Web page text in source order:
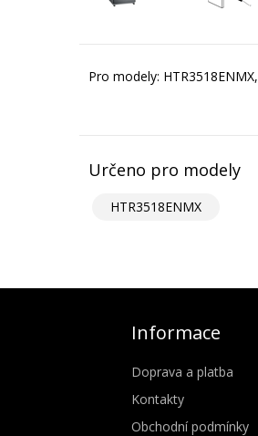
Pro modely: HTR3518ENMX,
Určeno pro modely
HTR3518ENMX
Informace
Doprava a platba
Kontakty
Obchodní podmínky